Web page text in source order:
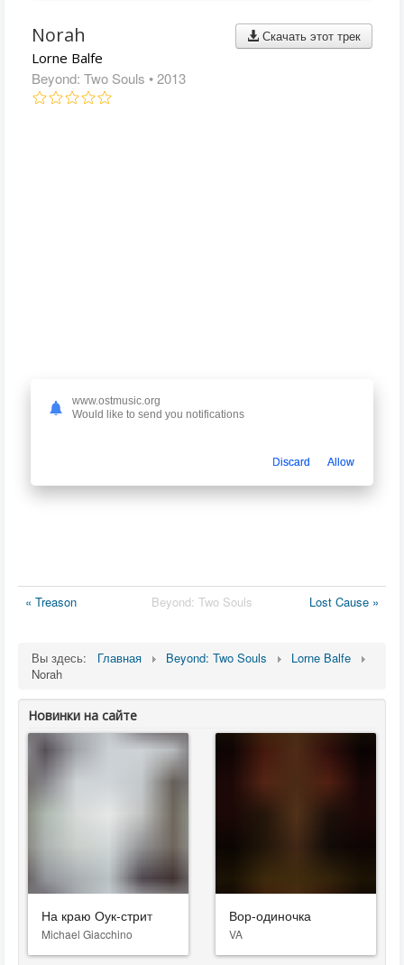
Скачать этот трек
Norah
Lorne Balfe
Beyond: Two Souls • 2013
« Treason Beyond: Two Souls Lost Cause »
Вы здесь: Главная Beyond: Two Souls
Lorne Balfe
Norah
Новинки на сайте
На краю Оук-стрит
Michael Giacchino
Вор-одиночка
VA
www.ostmusic.org
Would like to send you notifications
Discard Allow